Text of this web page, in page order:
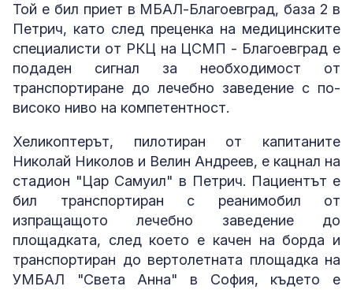
Той е бил приет в МБАЛ-Благоевград, база 2 в
Петрич, като след преценка на медицинските
специалисти от РКЦ на ЦСМП - Благоевград е
подаден сигнал за необходимост от
транспортиране до лечебно заведение с по-
високо ниво на компетентност.
Хеликоптерът, пилотиран от капитаните
Николай Николов и Велин Андреев, е кацнал на
стадион "Цар Самуил" в Петрич. Пациентът е
бил транспортиран с реанимобил от
изпращащото лечебно заведение до
площадката, след което е качен на борда и
транспортиран до вертолетната площадка на
УМБАЛ "Света Анна" в София, където е